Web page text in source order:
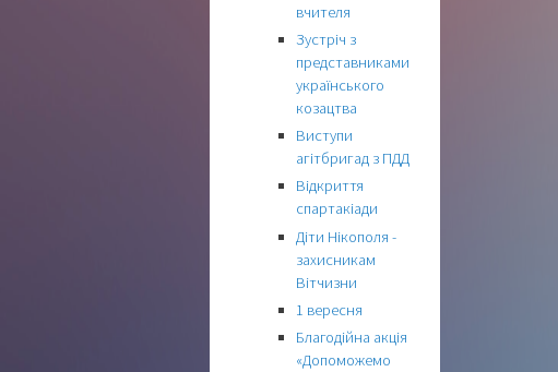
вчителя
Зустріч з
представниками
українського
козацтва
Виступи
агітбригад з ПДД
Відкриття
спартакіади
Діти Нікополя -
захисникам
Вітчизни
1 вересня
Благодійна акція
«Допоможемо